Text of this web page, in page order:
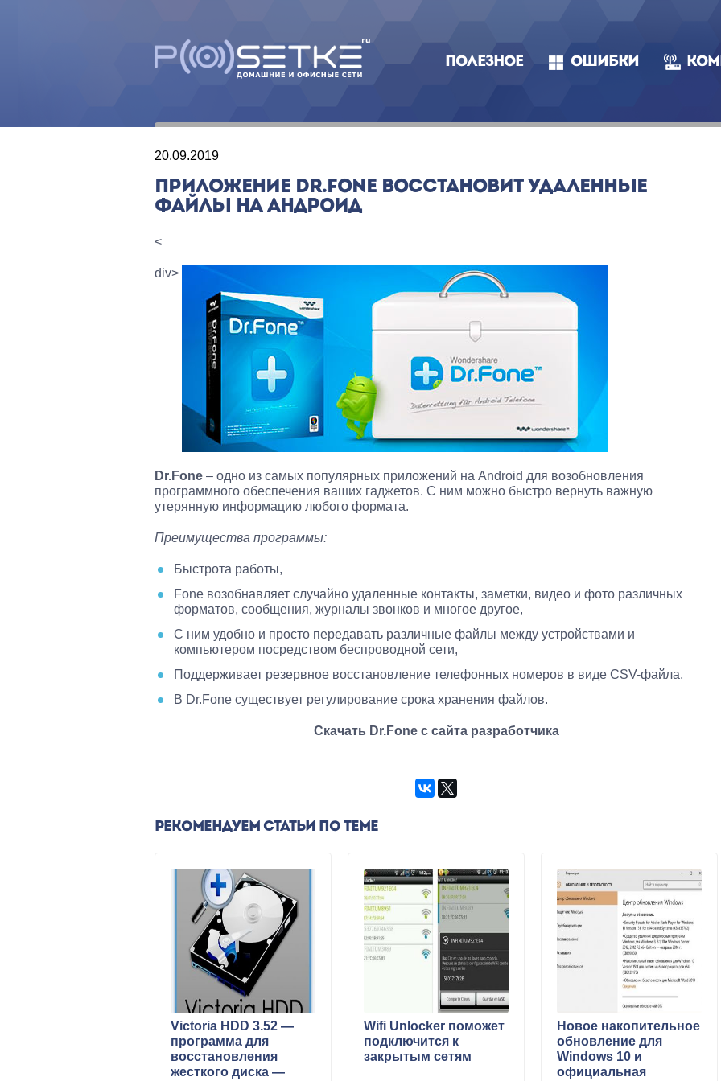
ПОЛЕЗНОЕ ОШИБКИ
20.09.2019
ПРИЛОЖЕНИЕ DR.FONE ВОССТАНОВИТ УДАЛЕННЫЕ
ФАЙЛЫ НА АНДРОИД
<
div>
Dr.Fone – одно из самых популярных приложений на Android для возобновления
программного обеспечения ваших гаджетов. С ним можно быстро вернуть важную
утерянную информацию любого формата.
Преимущества программы:
Быстрота работы,
Fone возобнавляет случайно удаленные контакты, заметки, видео и фото различных
форматов, сообщения, журналы звонков и многое другое,
С ним удобно и просто передавать различные файлы между устройствами и
компьютером посредством беспроводной сети,
Поддерживает резервное восстановление телефонных номеров в виде CSV-файла,
В Dr.Fone существует регулирование срока хранения файлов.
Скачать Dr.Fone с сайта разработчика
РЕКОМЕНДУЕМ СТАТЬИ ПО ТЕМЕ
Victoria HDD 3.52 —
программа для
восстановления
жесткого диска —
Wifi Unlocker поможет
подключится к
закрытым сетям
Новое накопительное
обновление для
Windows 10 и
официальная